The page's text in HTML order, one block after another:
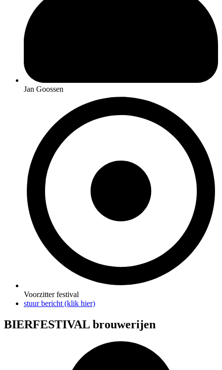
Jan Goossen
Voorzitter festival
stuur bericht (klik hier)
BIERFESTIVAL brouwerijen